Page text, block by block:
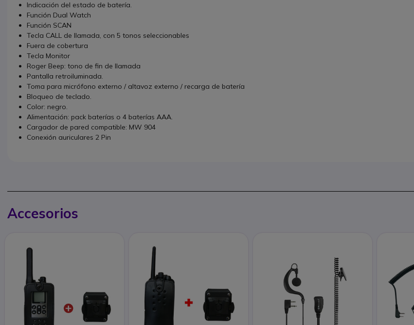
Indicación del estado de batería.
Función Dual Watch
Función SCAN
Tecla CALL de llamada, con 5 tonos seleccionables
Fuera de cobertura
Tecla Monitor
Roger Beep: tono de fin de llamada
Pantalla retroiluminada.
Toma para micrófono externo / altavoz externo / recarga de batería
Bloqueo de teclado.
Color: negro.
Alimentación: pack baterías o 4 baterías AAA.
Cargador de pared compatible: MW 904
Conexión auriculares 2 Pin
Accesorios